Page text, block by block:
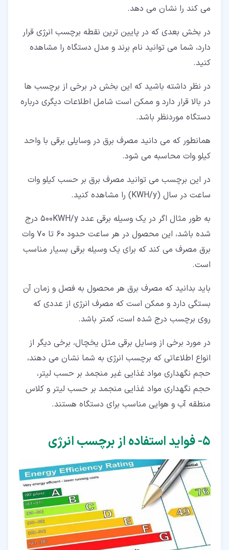
می کند را نشان می دهد.
در بخش بعدی که در پایین ترین نقطه برچسب انرژی قرار
دارد، شما می توانید نام برند و مدل دستگاه را مشاهده
کنید.
در نظر داشته باشید که این بخش در برخی از برچسب ها
در بالا قرار دارد و ممکن است شامل اطلاعات دیگری درباره
دستگاه موردنظر باشد.
همانطور که می دانید مصرف برق در وسایلی برقی با واحد
کیلو وات محاسبه می شود.
در این برچسب می توانید مصرف برق بر حسب کیلو وات
ساعت در سال (KWH/y) را مشاهده کنید.
به طور مثال اگر در یک وسیله برقی عدد 500KWH/y درج
شده باشد، این محصول در هر ساعت حدود 60 تا 70 وات
برق مصرف می کند که برای یک وسیله برقی بسیار مناسب
است.
باید بدانید که مصرف برق هر محصول به فصل و زمان آن
بستگی دارد و ممکن است که مصرف انرژی از عددی که
روی برچسب درج شده است، کمتر باشد.
در مورد برخی از وسایل برقی مثل یخچال، برخی دیگر از
انواع اطلاعاتی که برچسب انرژی به شما نشان می دهند،
حجم نگهداری مواد غذایی غیر منجمد بر حسب لیتر،
حجم نگهداری مواد غذایی منجمد بر حسب لیتر و کلاس
منطقه آب و هوایی مناسب برای دستگاه هستند.
۵‏- فواید استفاده از برچسب انرژی